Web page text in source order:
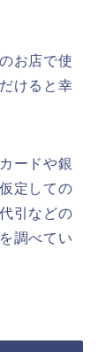
お店で使
けると幸
ードや銀
定しての
引などの
調べてい